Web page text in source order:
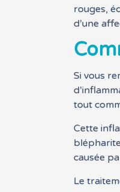
rouges,
d’une
Si vous
tout
Cette
causée
Le